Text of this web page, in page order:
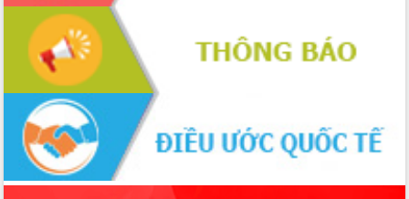
Kết nối tour, đẩy mạnh chuyển đổi số
để phát triển du lịch Đắk Lắk
Khởi động Dự án Đầu tư xây dựng hạ
tầng kỹ thuật Cụm công nghiệp Tân
Gặp mặt các cơ quan báo chí nhân Kỷ
niệm 101 năm Ngày Báo chí Cách
mạng Việt Nam
Đắk Lắk sơ kết 4 năm triển khai thực